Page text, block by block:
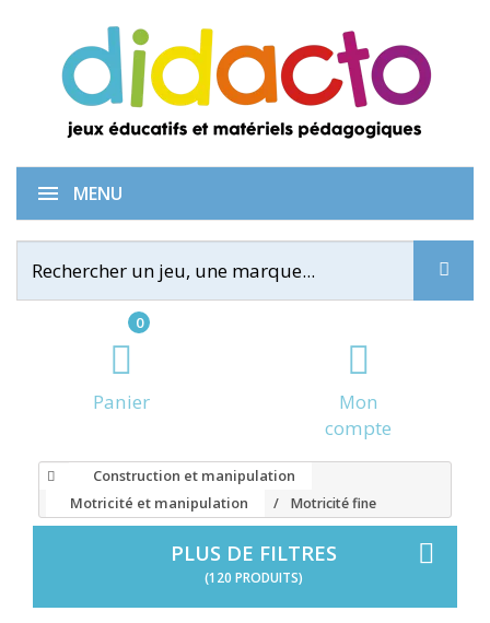
0
Panier
Mon
compte
MENU
Construction et manipulation
Motricité et manipulation
Motricité fine
PLUS DE FILTRES
(120 PRODUITS)